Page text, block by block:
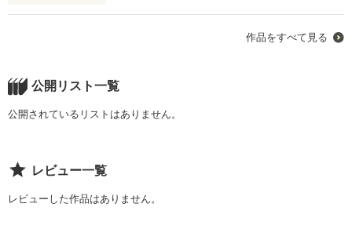
MonDay
pm9:00open
作品をすべて見る
公開リスト一覧
公開されているリストはありません。
レビュー一覧
レビューした作品はありません。